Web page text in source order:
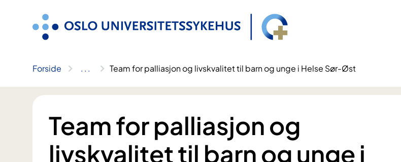
Forside .. . Team for palliasjon og livskvalitet til barn og unge i Helse Sør-Øst
Team for palliasjon og
livskvalitet til barn og unge i